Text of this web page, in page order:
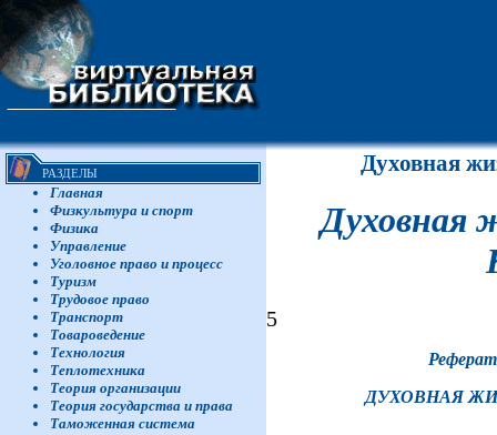
РАЗДЕЛЫ
Главная
Физкультура и спорт
Физика
Управление
Уголовное право и процесс
Туризм
Трудовое право
Транспорт
Товароведение
Технология
Теплотехника
Теория организации
Теория государства и права
Таможенная система
Духовная
Духовная
5
ДУХОВНАЯ